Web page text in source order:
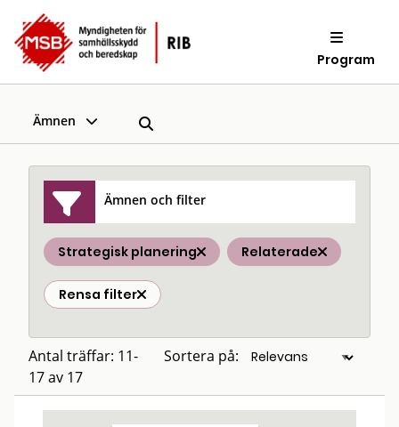
Program
Ämnen
Ämnen och filter
Strategisk planering Relaterade
Rensa filter
Antal träffar: 11-
17 av 17
Sortera på: